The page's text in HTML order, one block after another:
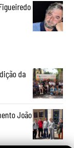
da
João